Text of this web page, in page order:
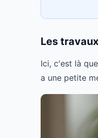
Les
Ici, c'est là
a une petite